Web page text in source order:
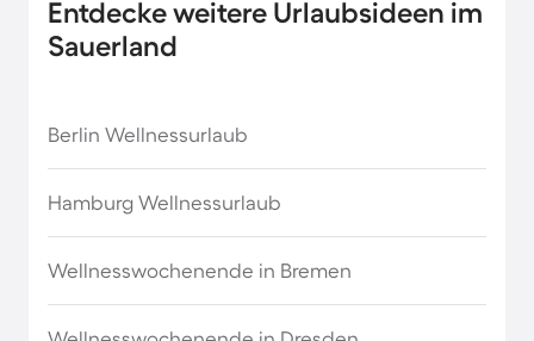
Entdecke weitere Urlaubsideen im
Sauerland
Berlin Wellnessurlaub
Hamburg Wellnessurlaub
Wellnesswochenende in Bremen